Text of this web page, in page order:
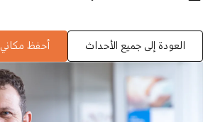
العودة إلى جميع الأحداث أحفظ مكاني